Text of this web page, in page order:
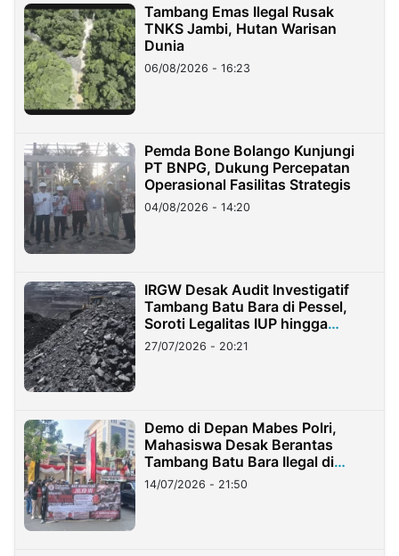
Tambang Emas Ilegal Rusak
TNKS Jambi, Hutan Warisan
Dunia
06/08/2026 - 16:23
Pemda Bone Bolango Kunjungi
PT BNPG, Dukung Percepatan
Operasional Fasilitas Strategis
04/08/2026 - 14:20
IRGW Desak Audit Investigatif
Tambang Batu Bara di Pessel,
Soroti Legalitas IUP hingga
Stockpile
27/07/2026 - 20:21
Demo di Depan Mabes Polri,
Mahasiswa Desak Berantas
Tambang Batu Bara Ilegal di
Lampung
14/07/2026 - 21:50